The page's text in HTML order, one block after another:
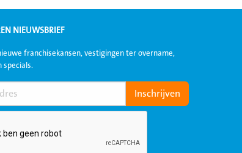
NIEUWSBRIEF
franchisekansen, vestigingen ter overname,
specials.